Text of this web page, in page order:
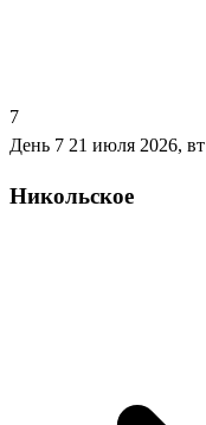
7
День 7 21 июля 2026, вт
Никольское